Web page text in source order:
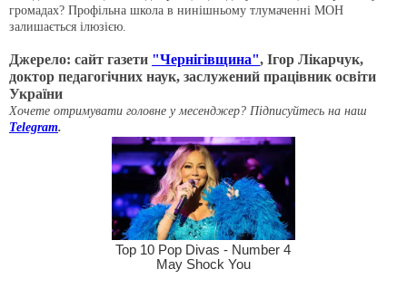
громадах? Профільна школа в нинішньому тлумаченні МОН
залишається ілюзією.
Джерело: сайт газети "Чернігівщина", Ігор Лікарчук,
доктор педагогічних наук, заслужений працівник освіти
України
Хочете отримувати головне у месенджер? Підписуйтесь на наш
Telegram.